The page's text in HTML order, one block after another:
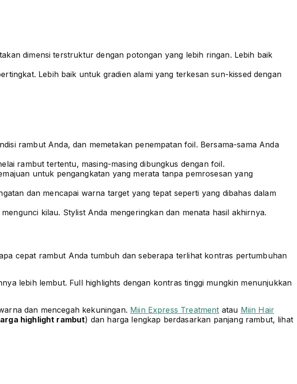
dimensi terstruktur dengan potongan yang lebih ringan. Lebih baik
Lebih baik untuk gradien alami yang terkesan sun-kissed dengan
rambut Anda, dan memetakan penempatan foil. Bersama-sama Anda
rambut tertentu, masing-masing dibungkus dengan foil.
untuk pengangkatan yang merata tanpa pemrosesan yang
dan mencapai warna target yang tepat seperti yang dibahas dalam
kilau. Stylist Anda mengeringkan dan menata hasil akhirnya.
cepat rambut Anda tumbuh dan seberapa terlihat kontras pertumbuhan
lebih lembut. Full highlights dengan kontras tinggi mungkin menunjukkan
dan mencegah kekuningan. Miin Express Treatment atau Miin Hair
highlight rambut) dan harga lengkap berdasarkan panjang rambut, lihat